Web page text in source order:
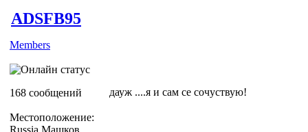
ADSFB95
Members
168 сообщений
Местоположение:
Russia Машков
дауж ....я и сам се сочуствую!